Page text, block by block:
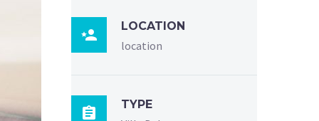

LOCATION
location

TYPE